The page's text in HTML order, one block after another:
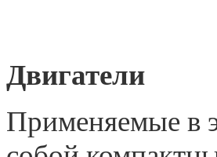
Двигатели
Применяемые в